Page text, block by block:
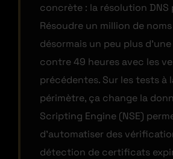
concrète : la résolution DNS
Résoudre un million de
désormais un peu plus
contre 49 heures avec les
précédentes. Sur les tests à
périmètre, ça change la
Scripting Engine (NSE)
d’automatiser des
détection de certificats